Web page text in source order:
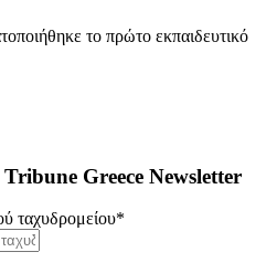
το πρώτο εκπαιδευτικό
Greece Newsletter
ταχυδρομείου*